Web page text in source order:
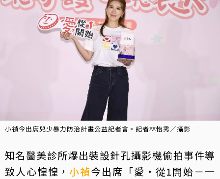
小禎今出席兒少暴力防治計畫公益記者會。記者林怡秀／攝影
知名醫美診所爆出裝設針孔攝影機偷拍事件導
致人心惶惶，小禎今出席「愛‧從1開始－一